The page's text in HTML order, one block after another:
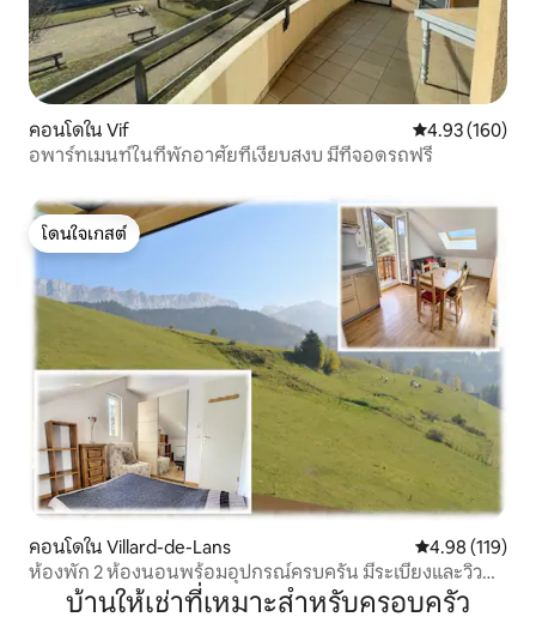
คอนโดใน Vif คะแนนเฉลี่ย
4.93 (160)
อพาร์ทเมนท์ในที่พักอาศัยที่เงียบสงบ มีที่จอดรถฟรี
โดนใจเกสต์
โดนใจเกสต์
คอนโดใน Villard-de-Lans คะแนนเฉลี่ย
4.98 (119)
ห้องพัก 2 ห้องนอนพร้อมอุปกรณ์ครบครัน มีระเบียงและวิว
ภูเขาบ้านให้เช่าที่เหมาะสำหรับครอบครัว